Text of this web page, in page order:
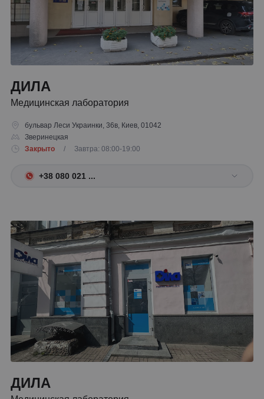
ДИЛА
Медицинская лаборатория
бульвар Леси Украинки, 36в, Киев, 01042
Зверинецкая
Закрыто
/ Завтра: 08:00-19:00
+38 080 021 ...
ДИЛА